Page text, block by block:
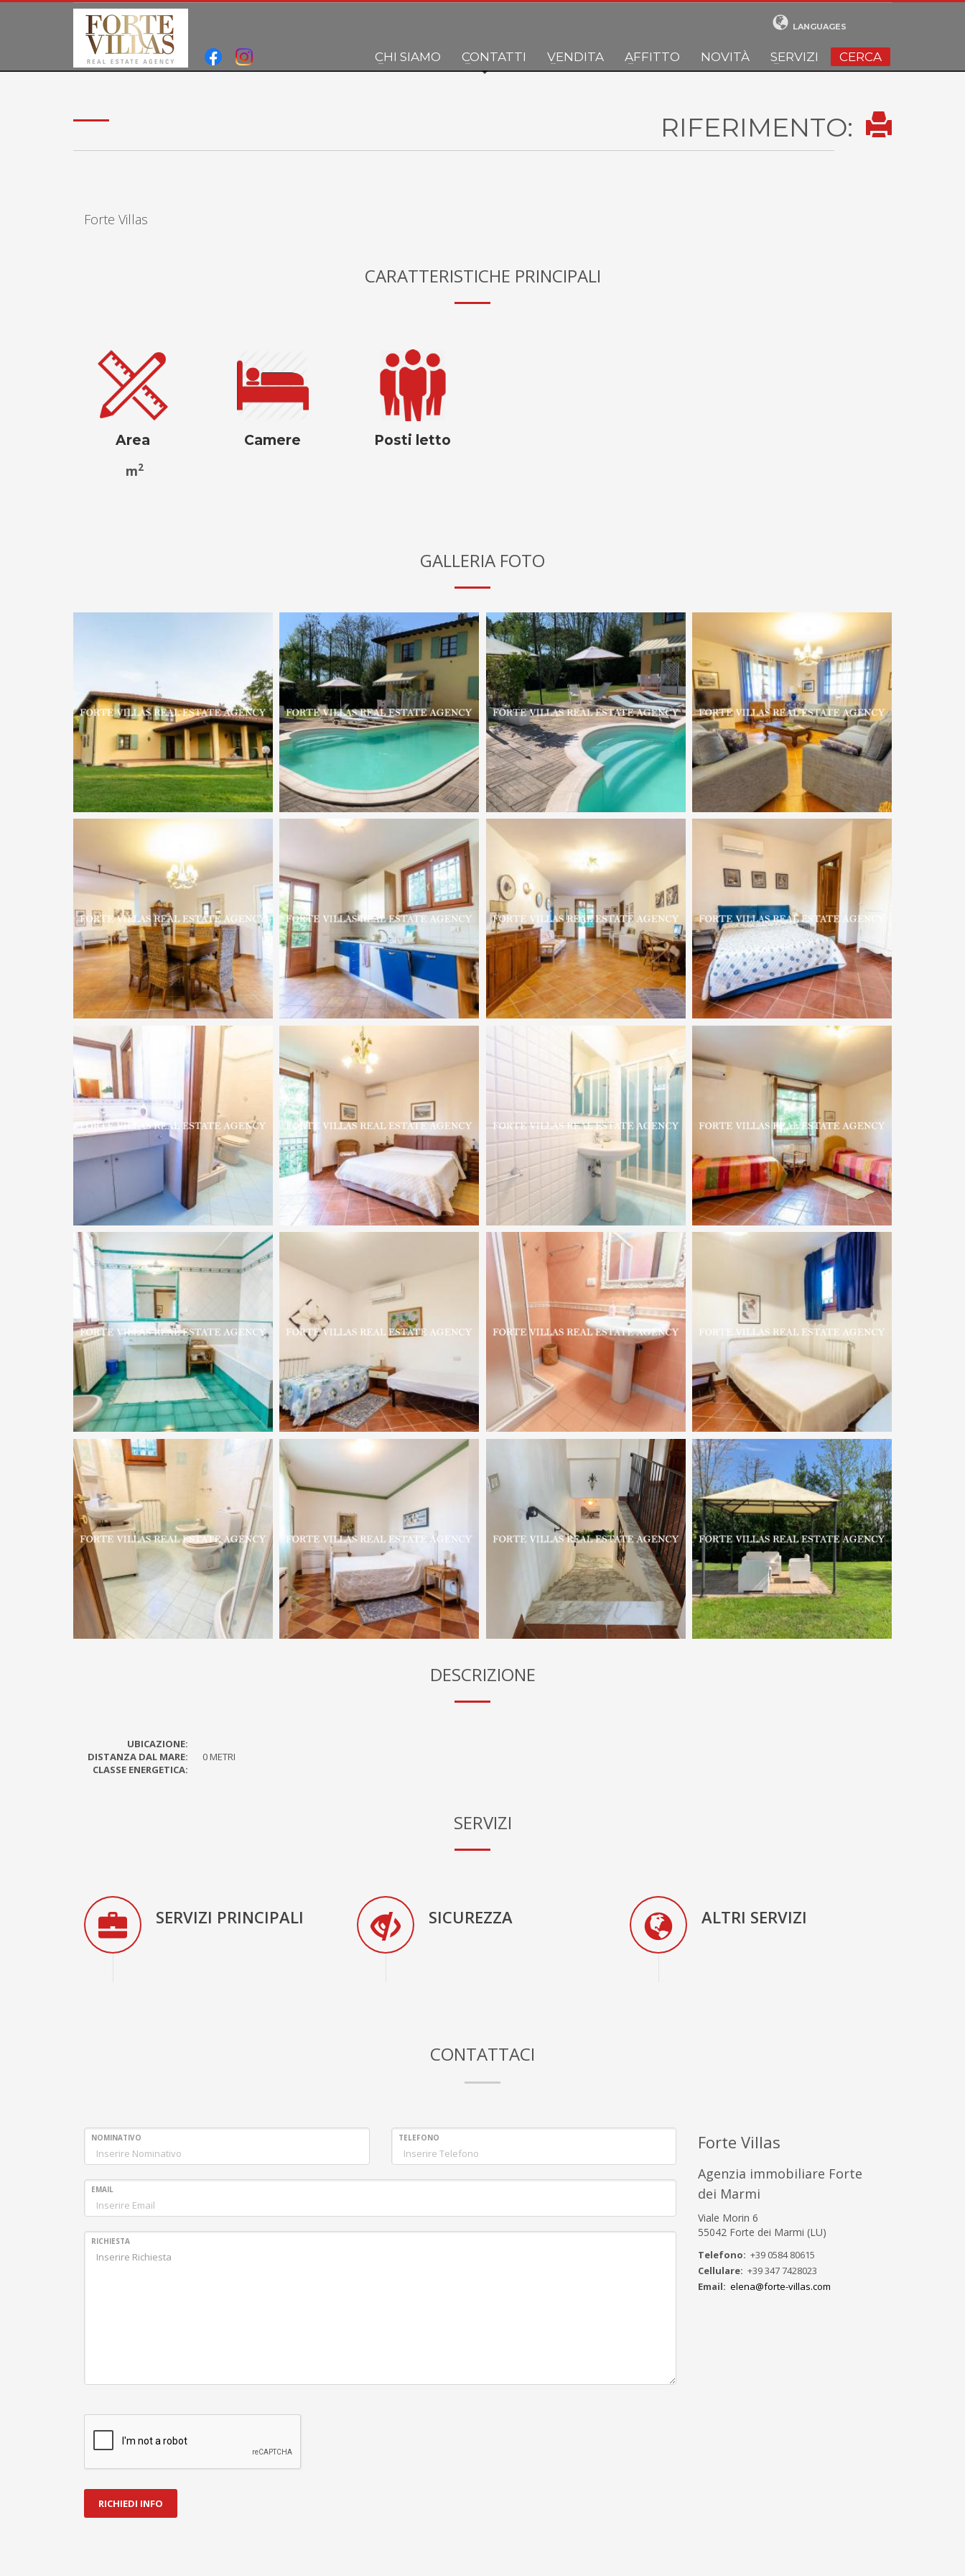
LANGUAGES
CHI SIAMO CONTATTI VENDITA AFFITTO NOVITÀ SERVIZI CERCA
RIFERIMENTO:
Forte Villas
CARATTERISTICHE PRINCIPALI
Area
m2
Camere Posti letto
GALLERIA FOTO
DESCRIZIONE
UBICAZIONE:
DISTANZA DAL MARE:
0 METRI
CLASSE ENERGETICA:
SERVIZI
SERVIZI PRINCIPALI SICUREZZA ALTRI SERVIZI
CONTATTACI
NOMINATIVO TELEFONO
EMAIL
RICHIESTA
RICHIEDI INFO
Forte Villas
Agenzia immobiliare Forte
dei Marmi
Viale Morin 6
55042 Forte dei Marmi (LU)
Telefono: +39 0584 80615
Cellulare: +39 347 7428023
Email: elena@forte-villas.com